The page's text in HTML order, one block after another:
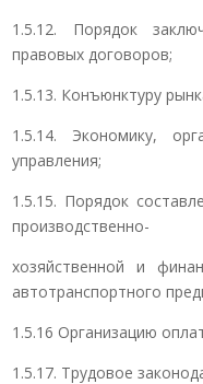
1.5.12. Порядок
правовых договоров;
1.5.13. Конъюнктуру
1.5.14. Экономику,
управления;
1.5.15. Порядок
производственно-
хозяйственной и
автотранспортного
1.5.16 Организацию
1.5.17. Трудовое